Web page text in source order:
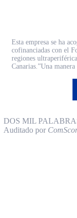
Esta empresa se ha
cofinanciadas con el
regiones
Canarias.”Una
DOS MIL
Auditado por